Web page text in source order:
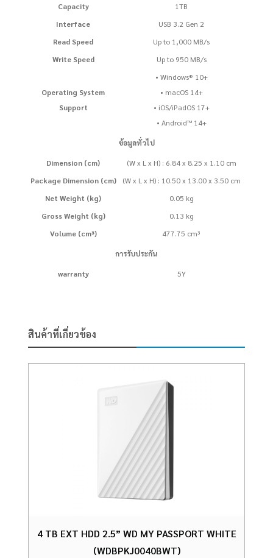
Capacity
1TB
Interface
USB 3.2 Gen 2
Read Speed
Up to 1,000 MB/s
Write Speed
Up to 950 MB/s
Operating System
Support
• Windows® 10+
• macOS 14+
• iOS/iPadOS 17+
• Android™ 14+
ข้อมูลทั่วไป
Dimension (cm)
(W x L x H) : 6.84 x 8.25 x 1.10 cm
Package Dimension (cm)
(W x L x H) : 10.50 x 13.00 x 3.50 cm
Net Weight (kg)
0.05 kg
Gross Weight (kg)
0.13 kg
Volume (cm³)
477.75 cm³
การรับประกัน
warranty 5Y
สินค้าที่เกี่ยวข้อง
4 TB EXT HDD 2.5” WD MY PASSPORT WHITE
(WDBPKJ0040BWT)